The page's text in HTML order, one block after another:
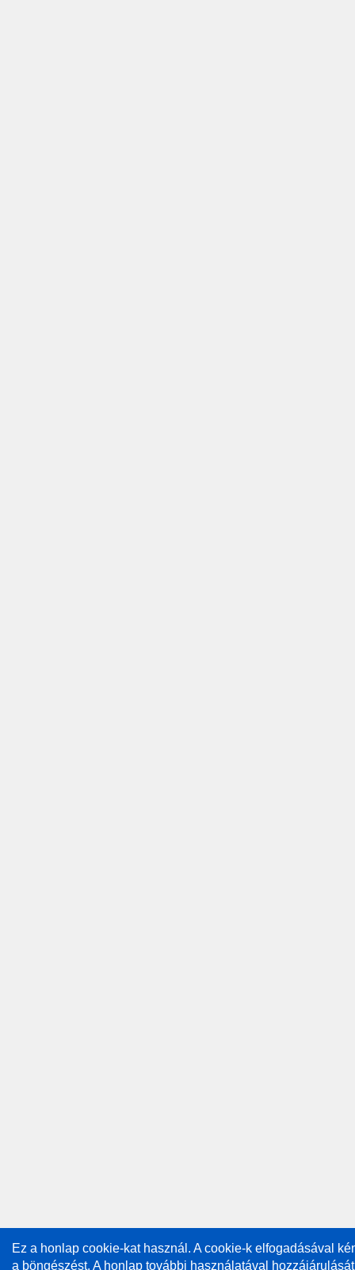
Ez a honlap cookie-kat használ. A cookie-k elfogadásával
a böngészést. A honlap további használatával